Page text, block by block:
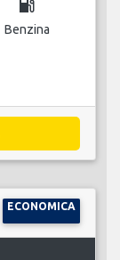
Benzina
ECONOMICA